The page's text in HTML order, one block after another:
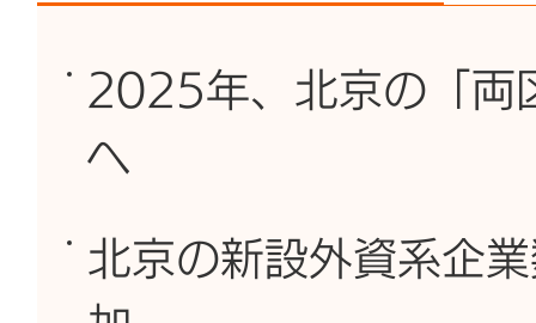
2025年、北京の「両
へ
北京の新設外資系企